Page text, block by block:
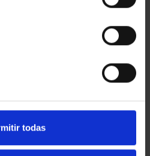
todas
II - CUENCA